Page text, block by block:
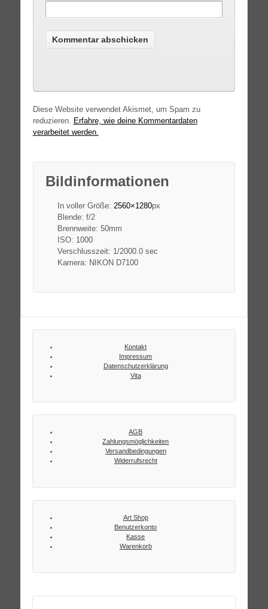
Diese Website verwendet Akismet, um Spam zu
reduzieren. Erfahre, wie deine Kommentardaten
verarbeitet werden.
Bildinformationen
In voller Größe: 2560×1280px
Blende: f/2
Brennweite: 50mm
ISO: 1000
Verschlusszeit: 1/2000.0 sec
Kamera: NIKON D7100
Kontakt
Impressum
Datenschutzerklärung
Vita
AGB
Zahlungsmöglichkeiten
Versandbedingungen
Widerrufsrecht
Art Shop
Benutzerkonto
Kasse
Warenkorb